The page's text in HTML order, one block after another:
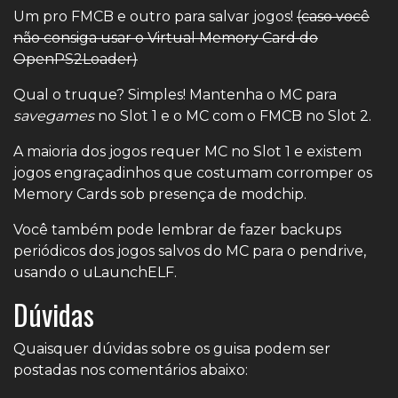
Um pro FMCB e outro para salvar jogos! (caso você
não consiga usar o Virtual Memory Card do
OpenPS2Loader)
Qual o truque? Simples! Mantenha o MC para
savegamesno Slot 1 e o MC com o FMCB no Slot 2.
A maioria dos jogos requer MC no Slot 1 e existem
jogos engraçadinhos que costumam corromper os
Memory Cards sob presença de modchip.
Você também pode lembrar de fazer backups
periódicos dos jogos salvos do MC para o pendrive,
usando o uLaunchELF.
Dúvidas
Quaisquer dúvidas sobre os guisa podem ser
postadas nos comentários abaixo: